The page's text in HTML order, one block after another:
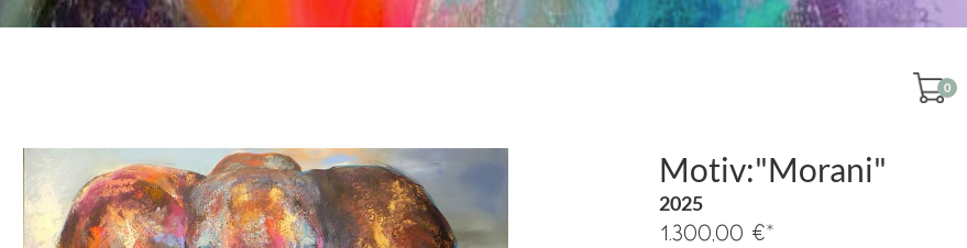
0
Motiv:"Morani"
2025
1.300,00 €*